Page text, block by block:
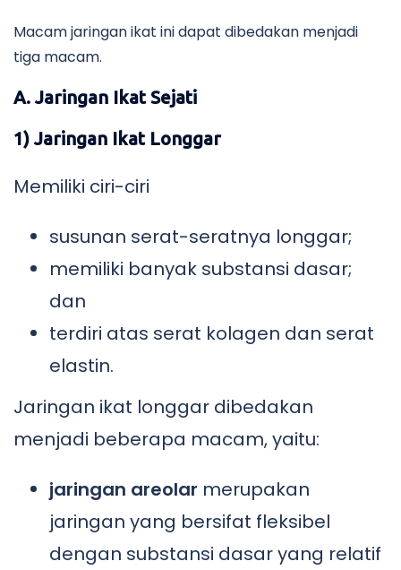
Macam jaringan ikat ini dapat dibedakan menjadi
tiga macam.
A. Jaringan Ikat Sejati
1) Jaringan Ikat Longgar
Memiliki ciri-ciri
susunan serat-seratnya longgar;
memiliki banyak substansi dasar;
dan
terdiri atas serat kolagen dan serat
elastin.
Jaringan ikat longgar dibedakan
menjadi beberapa macam, yaitu:
jaringan areolar merupakan
jaringan yang bersifat fleksibel
dengan substansi dasar yang relatif